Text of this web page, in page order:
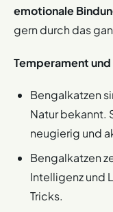
emotionale
gern durch das
Temperament
Bengalkatzen
Natur bekannt.
neugierig und
Bengalkatzen
Intelligenz und
Tricks.